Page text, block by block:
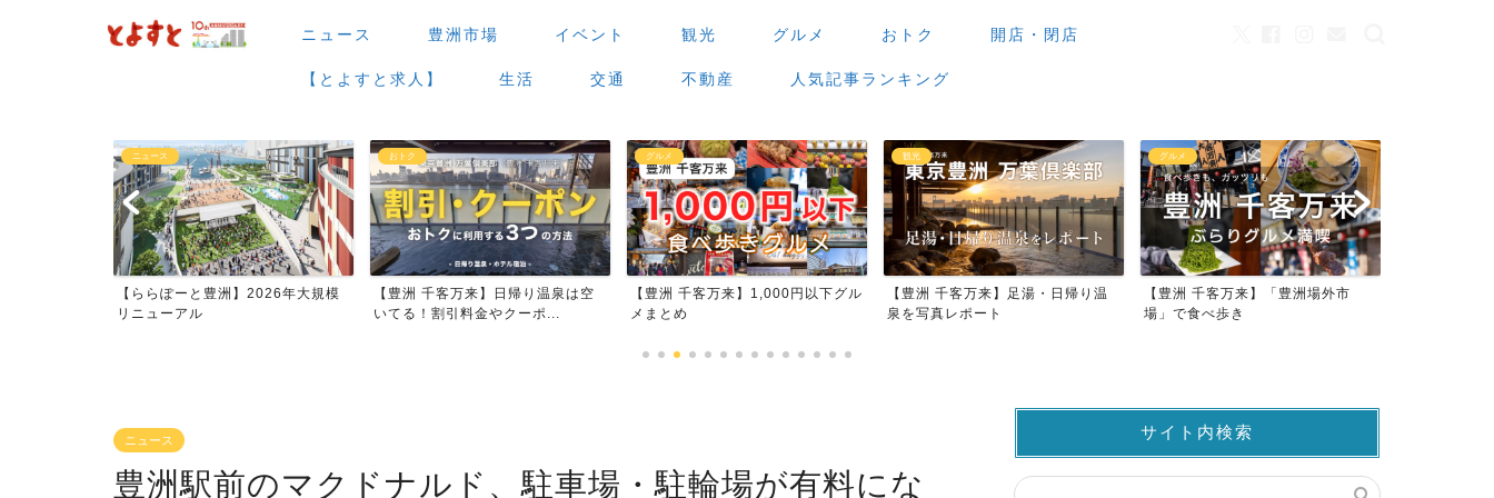
ニュース 豊洲市場 イベント 観光 グルメ おトク 開店・閉店
【とよすと求人】 生活 交通 不動産 人気記事ランキング
おトク
【豊洲 千客万来】日帰り温泉は空
いてる！割引料金やクーポ...
グルメ
【豊洲 千客万来】1,000円以下グル
メまとめ
観光
【豊洲 千客万来】足湯・日帰り温
泉を写真レポート
グルメ
【豊洲 千客万来】「豊洲場外市
場」で食べ歩き
カフェ
ワンちゃんOK！豊洲のカフェ・レ
ストラン23店
ニュース
豊洲駅前のマクドナルド、駐車場・駐輪場が有料にな
サイト内検索